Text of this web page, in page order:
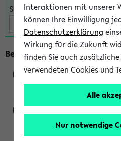
Suche:
Beginn um 9 Uhr
295001
Weiler, Blaszkowski, Möller,
Kinskofer,
Interaktionen mit unserer
können Ihre Einwilligung
Datenschutzerklärung
Wirkung für die Zukunft
finden Sie auch
verwendeten Cookies und
Alle
Nur notwendige